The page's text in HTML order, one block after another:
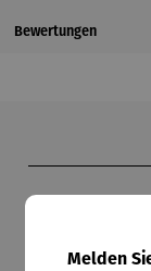
Bewertungen
Melden